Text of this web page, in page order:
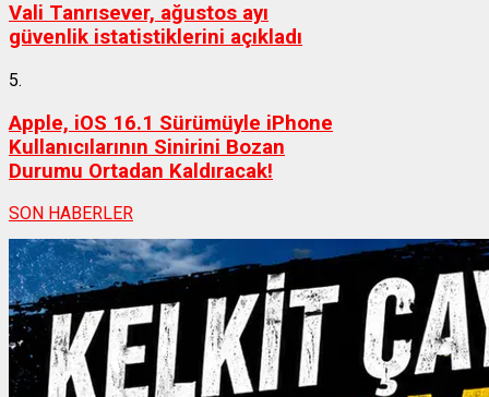
Vali Tanrısever, ağustos ayı
güvenlik istatistiklerini açıkladı
5.
Apple, iOS 16.1 Sürümüyle iPhone
Kullanıcılarının Sinirini Bozan
Durumu Ortadan Kaldıracak!
SON HABERLER